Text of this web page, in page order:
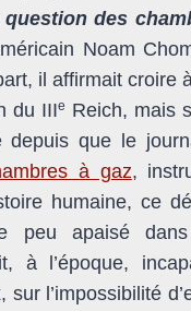
question des
Noam
il affirmait croire
du IIIe Reich, mais
depuis que le
à gaz,
humaine, ce
peu apaisé
à l’époque,
sur l’impossibilité